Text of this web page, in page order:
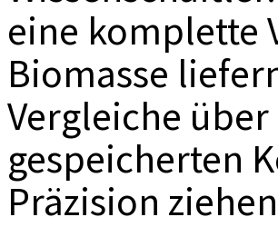
eine komplette
Biomasse
Vergleiche
gespeicherten
Präzision